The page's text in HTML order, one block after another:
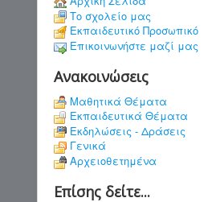
Το σχολείο μας
Εκπαιδευτικό Προσωπικό
Επικοινωνήστε μαζί μας
Ανακοινώσεις
Μαθητικά Θέματα
Εκπαιδευτικά Θέματα
Εκδηλώσεις - Δράσεις
Γενικά
Αρχειοθετημένα
Επίσης δείτε...